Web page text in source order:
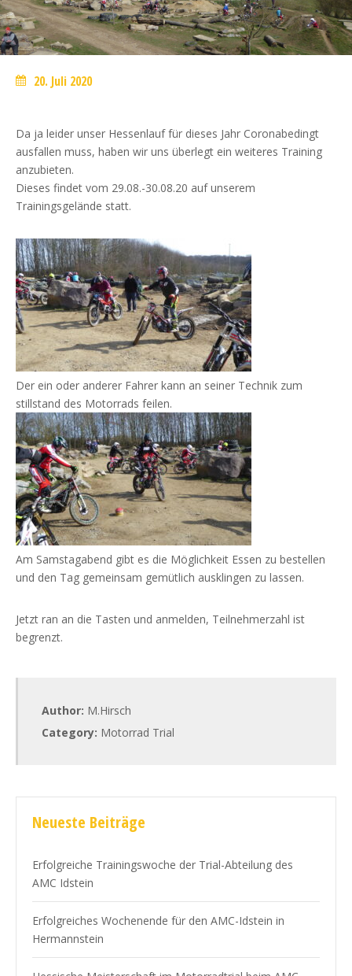
20. Juli 2020
Da ja leider unser Hessenlauf für dieses Jahr Coronabedingt
ausfallen muss, haben wir uns überlegt ein weiteres Training
anzubieten.
Dieses findet vom 29.08.-30.08.20 auf unserem
Trainingsgelände statt.
Der ein oder anderer Fahrer kann an seiner Technik zum
stillstand des Motorrads feilen.
Am Samstagabend gibt es die Möglichkeit Essen zu bestellen
und den Tag gemeinsam gemütlich ausklingen zu lassen.
Jetzt ran an die Tasten und anmelden, Teilnehmerzahl ist
begrenzt.
Author: M.Hirsch
Category: Motorrad Trial
Neueste Beiträge
Erfolgreiche Trainingswoche der Trial-Abteilung des
AMC Idstein
Erfolgreiches Wochenende für den AMC-Idstein in
Hermannstein